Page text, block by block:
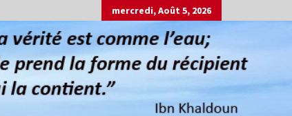
mercredi, Août 5, 2026